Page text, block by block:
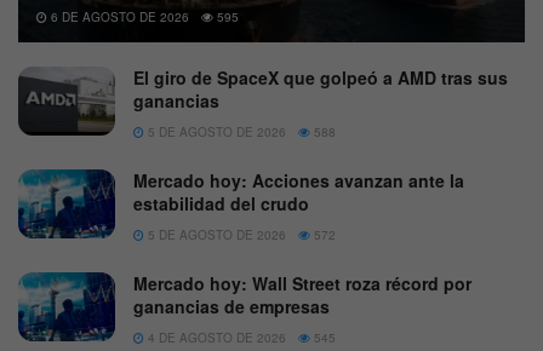
6 DE AGOSTO DE 2026 595
El giro de SpaceX que golpeó a AMD tras sus
ganancias
5 DE AGOSTO DE 2026 588
Mercado hoy: Acciones avanzan ante la
estabilidad del crudo
5 DE AGOSTO DE 2026 572
Mercado hoy: Wall Street roza récord por
ganancias de empresas
4 DE AGOSTO DE 2026 545